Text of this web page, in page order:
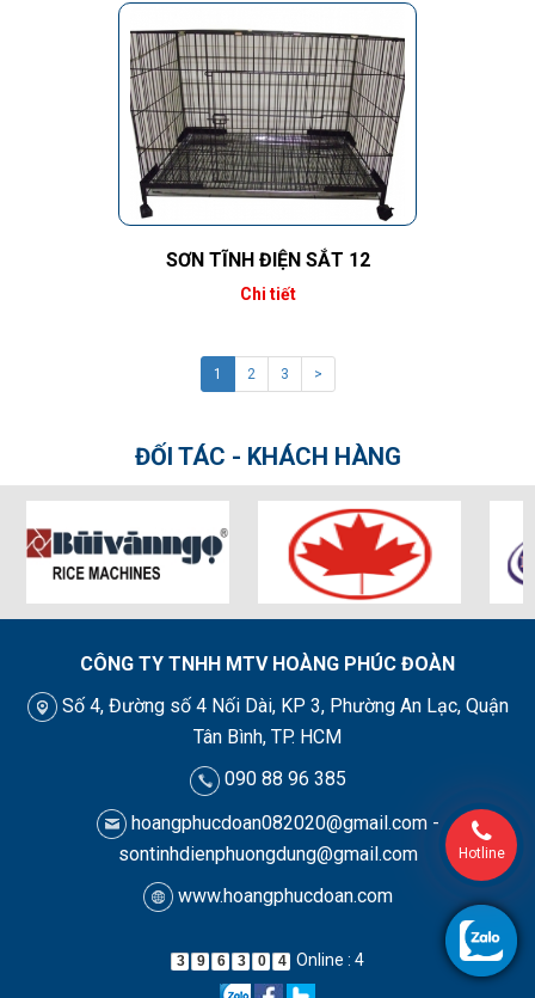
SƠN TĨNH ĐIỆN SẮT 12
Chi tiết
1 2 3 >
ĐỐI TÁC - KHÁCH HÀNG
CÔNG TY TNHH MTV HOÀNG PHÚC ĐOÀN
Số 4, Đường số 4 Nối Dài, KP 3, Phường An Lạc, Quận
Tân Bình, TP. HCM
090 88 96 385
hoangphucdoan082020@gmail.com -
sontinhdienphuongdung@gmail.com
www.hoangphucdoan.com
3 9 6 3 0 4 Online : 4
Hotline